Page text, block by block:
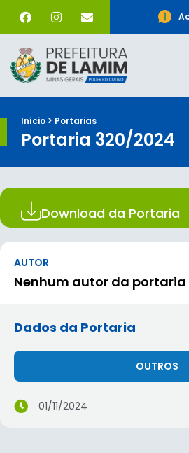
Início > Portarias
Portaria 320/2024
Download da Portaria
AUTOR
Nenhum autor da
Dados da Portaria
OUTROS
01/11/2024